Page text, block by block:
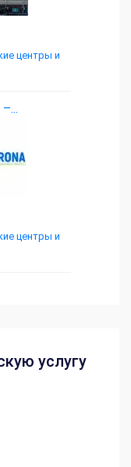
центры и
центры и
услугу